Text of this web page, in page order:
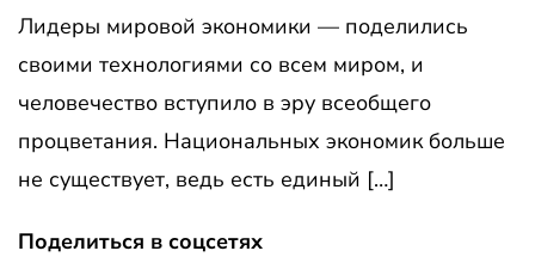
Лидеры мировой экономики — поделились
своими технологиями со всем миром, и
человечество вступило в эру всеобщего
процветания. Национальных экономик больше
не существует, ведь есть единый […]
Поделиться в соцсетях